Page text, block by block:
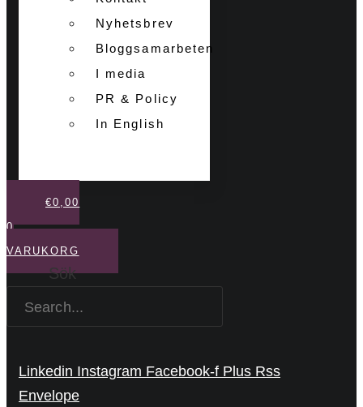
Nyhetsbrev
Bloggsamarbeten
I media
PR & Policy
In English
€0,00
0
VARUKORG
Sök
Linkedin Instagram Facebook-f Plus Rss
Envelope